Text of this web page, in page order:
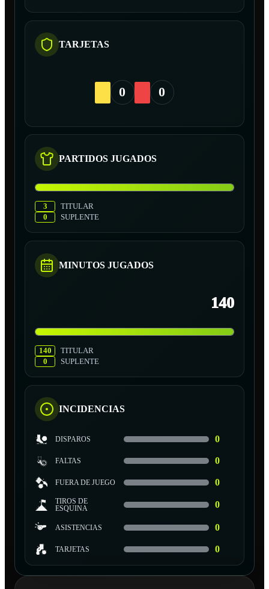
TARJETAS
0 0
PARTIDOS JUGADOS
3
TITULAR
0
SUPLENTE
MINUTOS JUGADOS
140
140
TITULAR
0
SUPLENTE
INCIDENCIAS
DISPAROS 0
FALTAS 0
FUERA DE JUEGO 0
TIROS DE
ESQUINA
0
ASISTENCIAS 0
TARJETAS 0